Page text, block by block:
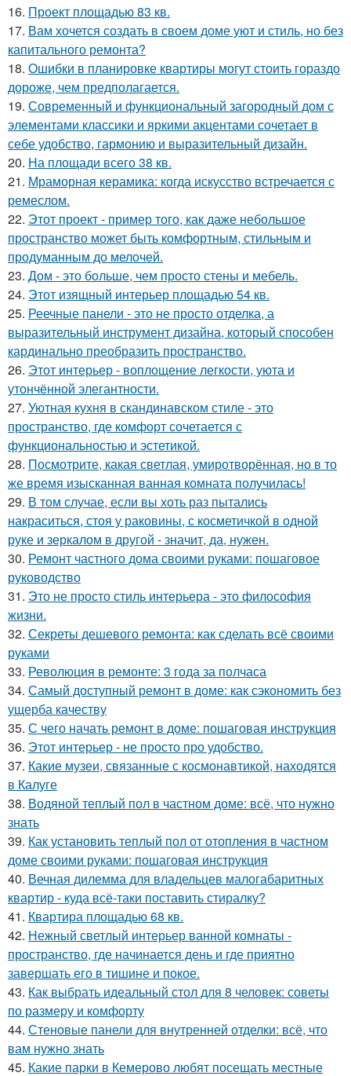
16. Проект площадью 83 кв.
17. Вам хочется создать в своем доме уют и стиль, но без
капитального ремонта?
18. Ошибки в планировке квартиры могут стоить гораздо
дороже, чем предполагается.
19. Современный и функциональный загородный дом с
элементами классики и яркими акцентами сочетает в
себе удобство, гармонию и выразительный дизайн.
20. На площади всего 38 кв.
21. Мраморная керамика: когда искусство встречается с
ремеслом.
22. Этот проект - пример того, как даже небольшое
пространство может быть комфортным, стильным и
продуманным до мелочей.
23. Дом - это больше, чем просто стены и мебель.
24. Этот изящный интерьер площадью 54 кв.
25. Реечные панели - это не просто отделка, а
выразительный инструмент дизайна, который способен
кардинально преобразить пространство.
26. Этот интерьер - воплощение легкости, уюта и
утончённой элегантности.
27. Уютная кухня в скандинавском стиле - это
пространство, где комфорт сочетается с
функциональностью и эстетикой.
28. Посмотрите, какая светлая, умиротворённая, но в то
же время изысканная ванная комната получилась!
29. В том случае, если вы хоть раз пытались
накраситься, стоя у раковины, с косметичкой в одной
руке и зеркалом в другой - значит, да, нужен.
30. Ремонт частного дома своими руками: пошаговое
руководство
31. Это не просто стиль интерьера - это философия
жизни.
32. Секреты дешевого ремонта: как сделать всё своими
руками
33. Революция в ремонте: 3 года за полчаса
34. Самый доступный ремонт в доме: как сэкономить без
ущерба качеству
35. С чего начать ремонт в доме: пошаговая инструкция
36. Этот интерьер - не просто про удобство.
37. Какие музеи, связанные с космонавтикой, находятся
в Калуге
38. Водяной теплый пол в частном доме: всё, что нужно
знать
39. Как установить теплый пол от отопления в частном
доме своими руками: пошаговая инструкция
40. Вечная дилемма для владельцев малогабаритных
квартир - куда всё-таки поставить стиралку?
41. Квартира площадью 68 кв.
42. Нежный светлый интерьер ванной комнаты -
пространство, где начинается день и где приятно
завершать его в тишине и покое.
43. Как выбрать идеальный стол для 8 человек: советы
по размеру и комфорту
44. Стеновые панели для внутренней отделки: всё, что
вам нужно знать
45. Какие парки в Кемерово любят посещать местные